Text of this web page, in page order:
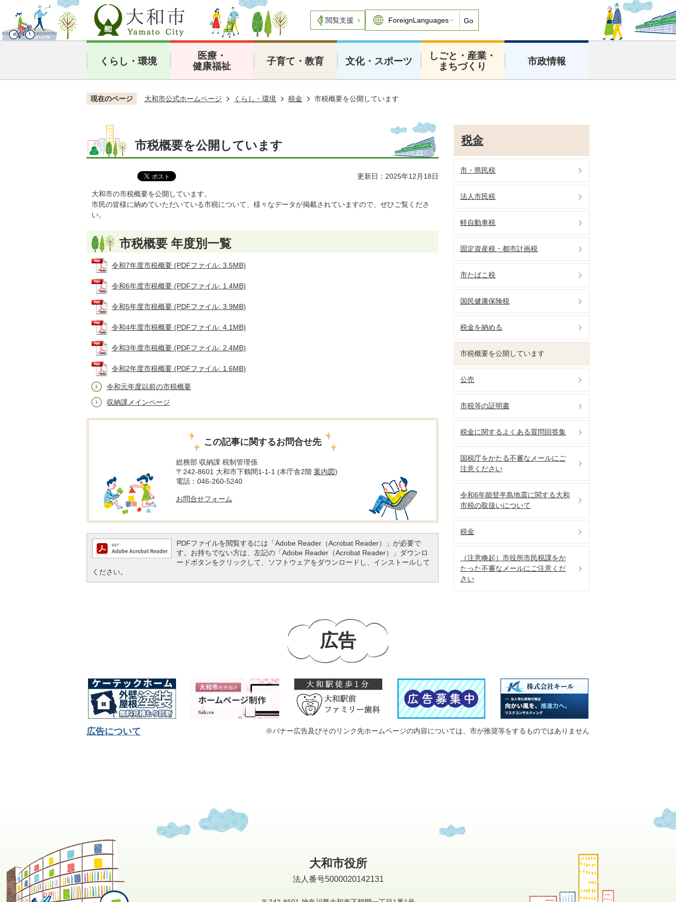
閲覧支援 Go
くらし・環境
医療・
健康福祉
子育て・教育 文化・スポーツ
しごと・産業・
まちづくり
市政情報
現在のページ 大和市公式ホームページ くらし・環境 税金 市税概要を公開しています
市税概要を公開しています
更新日：2025年12月18日
大和市の市税概要を公開しています。
市民の皆様に納めていただいている市税について、様々なデータが掲載されていますので、ぜひご覧くださ
い。
市税概要 年度別一覧
令和7年度市税概要 (PDFファイル: 3.5MB)
令和6年度市税概要 (PDFファイル: 1.4MB)
令和5年度市税概要 (PDFファイル: 3.9MB)
令和4年度市税概要 (PDFファイル: 4.1MB)
令和3年度市税概要 (PDFファイル: 2.4MB)
令和2年度市税概要 (PDFファイル: 1.6MB)
令和元年度以前の市税概要
収納課メインページ
この記事に関するお問合せ先
総務部 収納課 税制管理係
〒242-8601 大和市下鶴間1-1-1 (本庁舎2階 案内図)
電話：046-260-5240
お問合せフォーム
PDFファイルを閲覧するには「Adobe Reader（Acrobat Reader）」が必要で
す。お持ちでない方は、左記の「Adobe Reader（Acrobat Reader）」ダウンロ
ードボタンをクリックして、ソフトウェアをダウンロードし、インストールして
ください。
税金
市・県民税
法人市民税
軽自動車税
固定資産税・都市計画税
市たばこ税
国民健康保険税
税金を納める
市税概要を公開しています
公売
市税等の証明書
税金に関するよくある質問回答集
国税庁をかたる不審なメールにご
注意ください
令和6年能登半島地震に関する大和
市税の取扱いについて
税金
（注意喚起）市役所市民税課をか
たった不審なメールにご注意くだ
さい
広告
広告について ※バナー広告及びそのリンク先ホームページの内容については、市が推奨等をするものではありません
大和市役所
法人番号5000020142131